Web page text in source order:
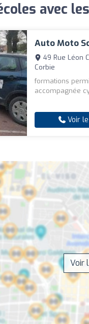
avec
Auto Moto
49 Rue Léon
Corbie
formations
accompagnée
Voir
Voir